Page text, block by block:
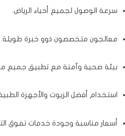
سرعة الوصول لجميع أحياء الرياض.
معالجون متخصصون ذوو خبرة طويلة.
بيئة صحية وآمنة مع تطبيق جميع
استخدام أفضل الزيوت والأجهزة
أسعار مناسبة وجودة خدمات تفوق